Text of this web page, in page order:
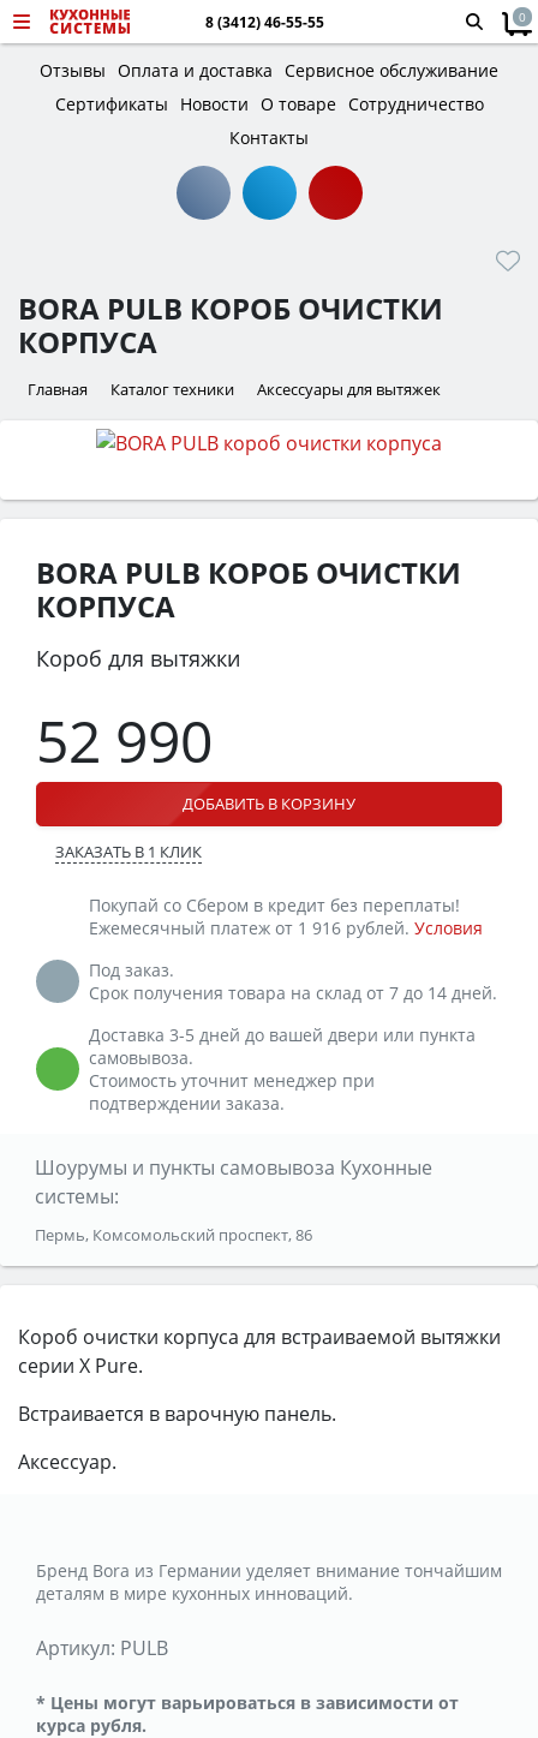
8 (3412) 46-55-55 0
Отзывы Оплата и доставка Сервисное обслуживание
Сертификаты
Новости О товаре Сотрудничество
Контакты
BORA PULB КОРОБ ОЧИСТКИ
КОРПУСА
Главная Каталог техники Аксессуары для вытяжек
BORA PULB КОРОБ ОЧИСТКИ
КОРПУСА
Короб для вытяжки
52 990
ДОБАВИТЬ В КОРЗИНУ
ЗАКАЗАТЬ В 1 КЛИК
Покупай со Сбером в кредит без переплаты!
Ежемесячный платеж от 1 916 рублей. Условия
Под заказ.
Срок получения товара на склад от 7 до 14 дней.
Доставка 3-5 дней до вашей двери или пункта
самовывоза.
Стоимость уточнит менеджер при
подтверждении заказа.
Шоурумы и пункты самовывоза Кухонные
системы:
Пермь, Комсомольский проспект, 86
Короб очистки корпуса для встраиваемой вытяжки
серии X Pure.
Встраивается в варочную панель.
Аксессуар.
Бренд Bora из Германии уделяет внимание тончайшим
деталям в мире кухонных инноваций.
Артикул: PULB
* Цены могут варьироваться в зависимости от
курса рубля.